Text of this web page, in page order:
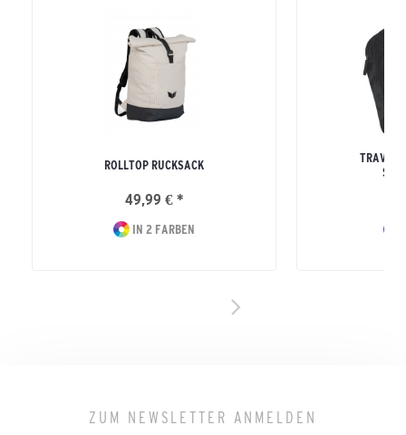
ROLLTOP RUCKSACK
49,99 € *
IN 2 FARBEN
TRAVEL
ZUM NEWSLETTER ANMELDEN